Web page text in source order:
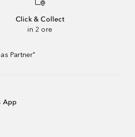
Click & Collect
in 2 ore
Partner"
App